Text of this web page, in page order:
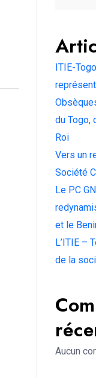
ITIE-
du Togo,
Roi
Vers un
Société
Le PC
et le
L’ITIE –
de la
Aucun